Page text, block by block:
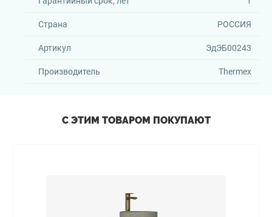
Страна РОССИЯ
Артикул ЭдЭБ00243
Производитель Thermex
С ЭТИМ ТОВАРОМ ПОКУПАЮТ